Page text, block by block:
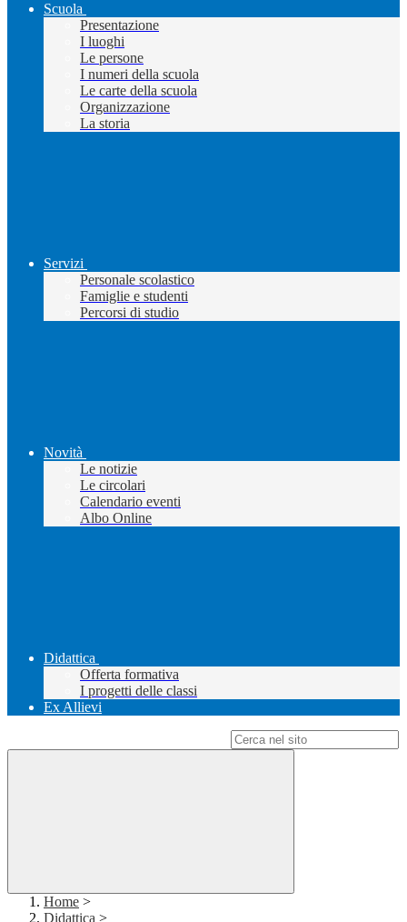
Scuola
Presentazione
I luoghi
Le persone
I numeri della scuola
Le carte della scuola
Organizzazione
La storia
Servizi
Personale scolastico
Famiglie e studenti
Percorsi di studio
Novità
Le notizie
Le circolari
Calendario eventi
Albo Online
Didattica
Offerta formativa
I progetti delle classi
Ex Allievi
Home >
Didattica >